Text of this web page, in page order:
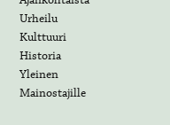
Urheilu
Kulttuuri
Historia
Yleinen
Mainostajille